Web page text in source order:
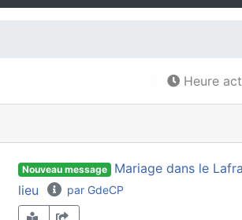
Heure
Nouveau message
Mariage dans le
lieu
par GdeCP